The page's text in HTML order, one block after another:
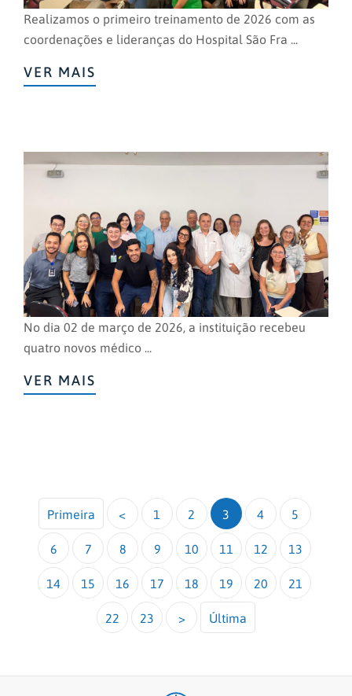
Realizamos o primeiro treinamento de 2026 com as
coordenações e lideranças do Hospital São Fra ...
VER MAIS
No dia 02 de março de 2026, a instituição recebeu
quatro novos médico ...
VER MAIS
Primeira < 1 2 3 4 5
6 7 8 9 10 11 12 13
14 15 16 17 18 19 20 21
22 23 > Última